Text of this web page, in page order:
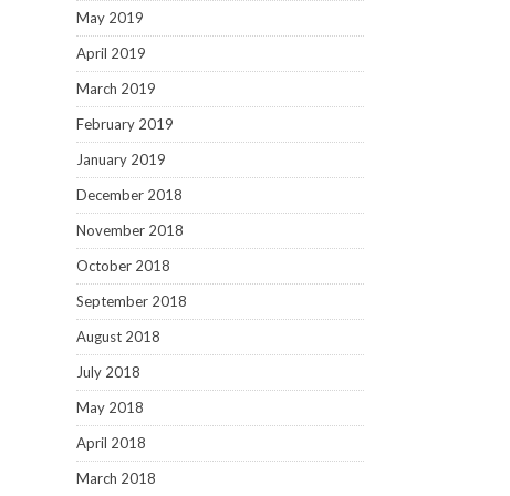
May 2019
April 2019
March 2019
February 2019
January 2019
December 2018
November 2018
October 2018
September 2018
August 2018
July 2018
May 2018
April 2018
March 2018